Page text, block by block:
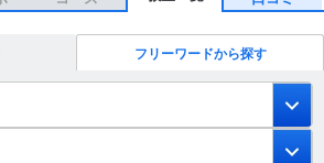
フリーワードから探す